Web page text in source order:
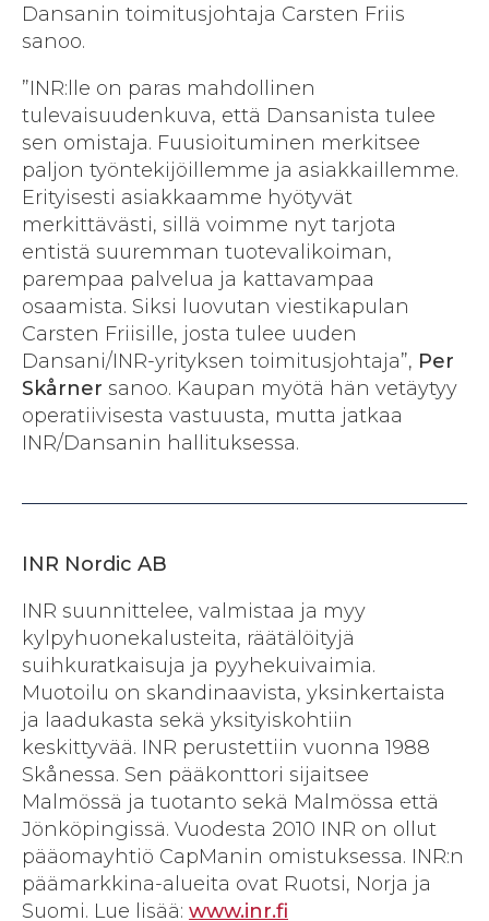
Dansanin toimitusjohtaja Carsten Friis
sanoo.
”INR:lle on paras mahdollinen
tulevaisuudenkuva, että Dansanista tulee
sen omistaja. Fuusioituminen merkitsee
paljon työntekijöillemme ja asiakkaillemme.
Erityisesti asiakkaamme hyötyvät
merkittävästi, sillä voimme nyt tarjota
entistä suuremman tuotevalikoiman,
parempaa palvelua ja kattavampaa
osaamista. Siksi luovutan viestikapulan
Carsten Friisille, josta tulee uuden
Dansani/INR-yrityksen toimitusjohtaja”, Per
Skårner sanoo. Kaupan myötä hän vetäytyy
operatiivisesta vastuusta, mutta jatkaa
INR/Dansanin hallituksessa.
INR Nordic AB
INR suunnittelee, valmistaa ja myy
kylpyhuonekalusteita, räätälöityjä
suihkuratkaisuja ja pyyhekuivaimia.
Muotoilu on skandinaavista, yksinkertaista
ja laadukasta sekä yksityiskohtiin
keskittyvää. INR perustettiin vuonna 1988
Skånessa. Sen pääkonttori sijaitsee
Malmössä ja tuotanto sekä Malmössa että
Jönköpingissä. Vuodesta 2010 INR on ollut
pääomayhtiö CapManin omistuksessa. INR:n
päämarkkina-alueita ovat Ruotsi, Norja ja
Suomi. Lue lisää: ​www.inr.fi